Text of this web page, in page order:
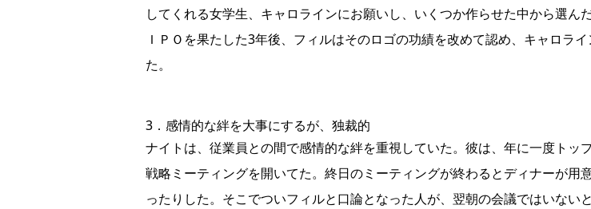
してくれる女学生、キャロラインにお願いし、いくつか作らせた中から選
ＩＰＯを果たした3年後、フィルはそのロゴの功績を改めて認め、キャロラ
た。
3．感情的な絆を大事にするが、独裁的
ナイトは、従業員との間で感情的な絆を重視していた。彼は、年に一度トッ
戦略ミーティングを開いてた。終日のミーティングが終わるとディナーが
ったりした。そこでついフィルと口論となった人が、翌朝の会議ではいない